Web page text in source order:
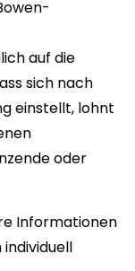
auf die
sich nach
einstellt, lohnt
oder
Informationen
individuell